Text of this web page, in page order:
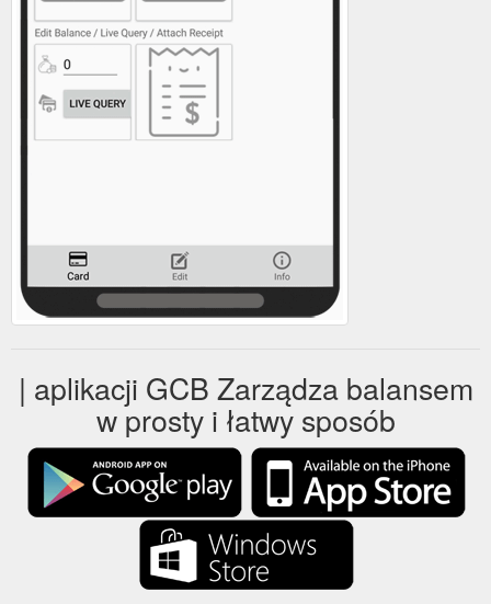
| aplikacji GCB Zarządza balansem
w prosty i łatwy sposób